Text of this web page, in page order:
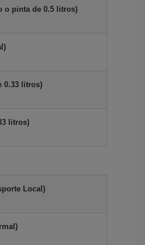
o pinta de 0.5 litros)
0.33 litros)
litros)
Local)